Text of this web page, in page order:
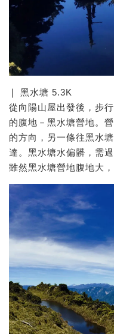
❘ 黑水塘 5.3K
從向陽山屋出發後，步
的腹地－黑水塘營地。
的方向，另一條往黑水
達。黑水塘水偏髒，需過
雖然黑水塘營地腹地大